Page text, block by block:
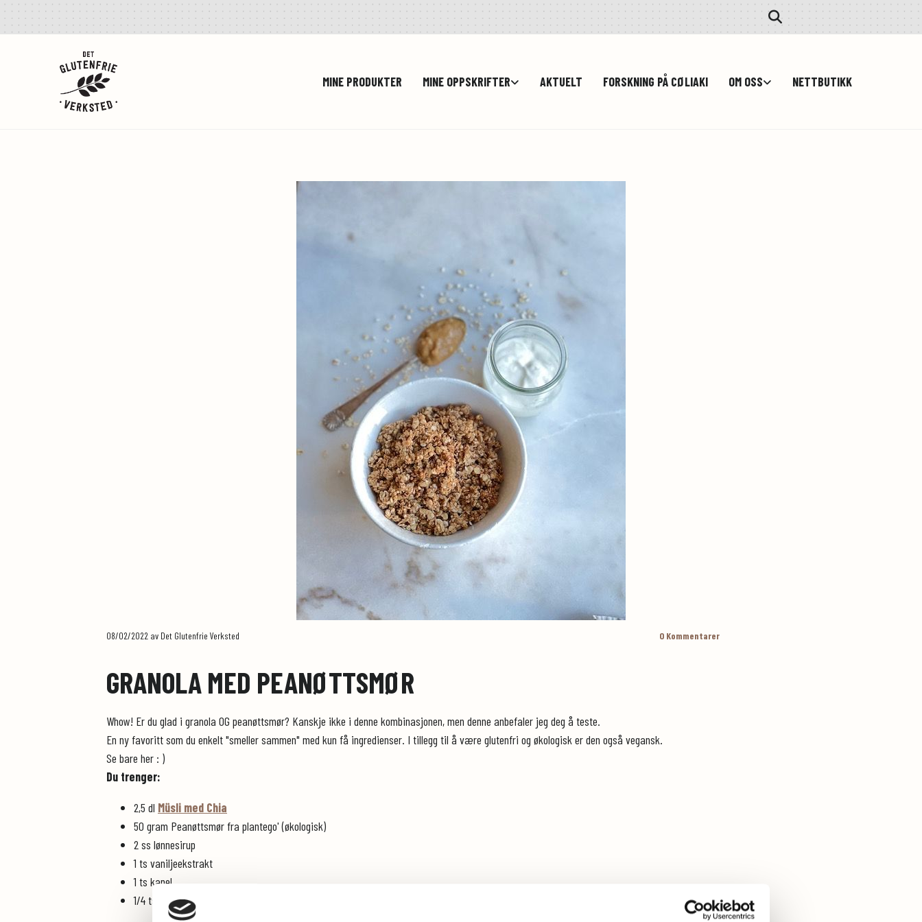
MINE PRODUKTER MINE OPPSKRIFTER AKTUELT FORSKNING PÅ CØLIAKI OM OSS NETTBUTIKK
08/02/2022 av Det Glutenfrie Verksted 0 Kommentarer
GRANOLA MED PEANØTTSMØR
Whow! Er du glad i granola OG peanøttsmør? Kanskje ikke i denne kombinasjonen, men denne anbefaler jeg deg å teste.
En ny favoritt som du enkelt "smeller sammen" med kun få ingredienser. I tillegg til å være glutenfri og økologisk er den også vegansk.
Se bare her : )
Du trenger:
2,5 dl Müsli med Chia
50 gram Peanøttsmør fra plantego' (økologisk)
2 ss lønnesirup
1 ts vaniljeekstrakt
1 ts kanel
1/4 ts havsalt